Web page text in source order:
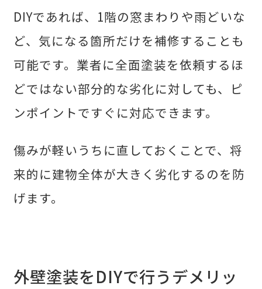
DIYであれば、1階の窓まわりや雨どいな
ど、気になる箇所だけを補修することも
可能です。業者に全面塗装を依頼するほ
どではない部分的な劣化に対しても、ピ
ンポイントですぐに対応できます。
傷みが軽いうちに直しておくことで、将
来的に建物全体が大きく劣化するのを防
げます。
外壁塗装をDIYで行うデメリッ